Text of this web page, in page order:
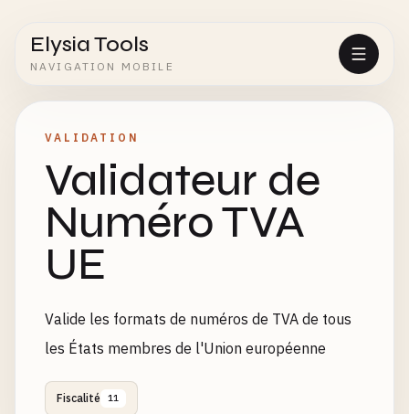
Elysia Tools
NAVIGATION MOBILE
VALIDATION
Validateur de
Numéro TVA
UE
Valide les formats de numéros de TVA de tous
les États membres de l'Union européenne
Fiscalité 11